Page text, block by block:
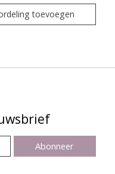
toevoegen
Abonneer